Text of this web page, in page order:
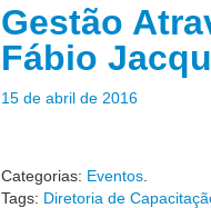
Gestão
Fábio
15 de abril de 2016
Categorias: Eventos
Tags: Diretoria de